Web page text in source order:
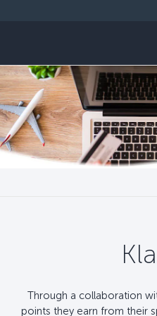
Through a collaboration
points they earn from their